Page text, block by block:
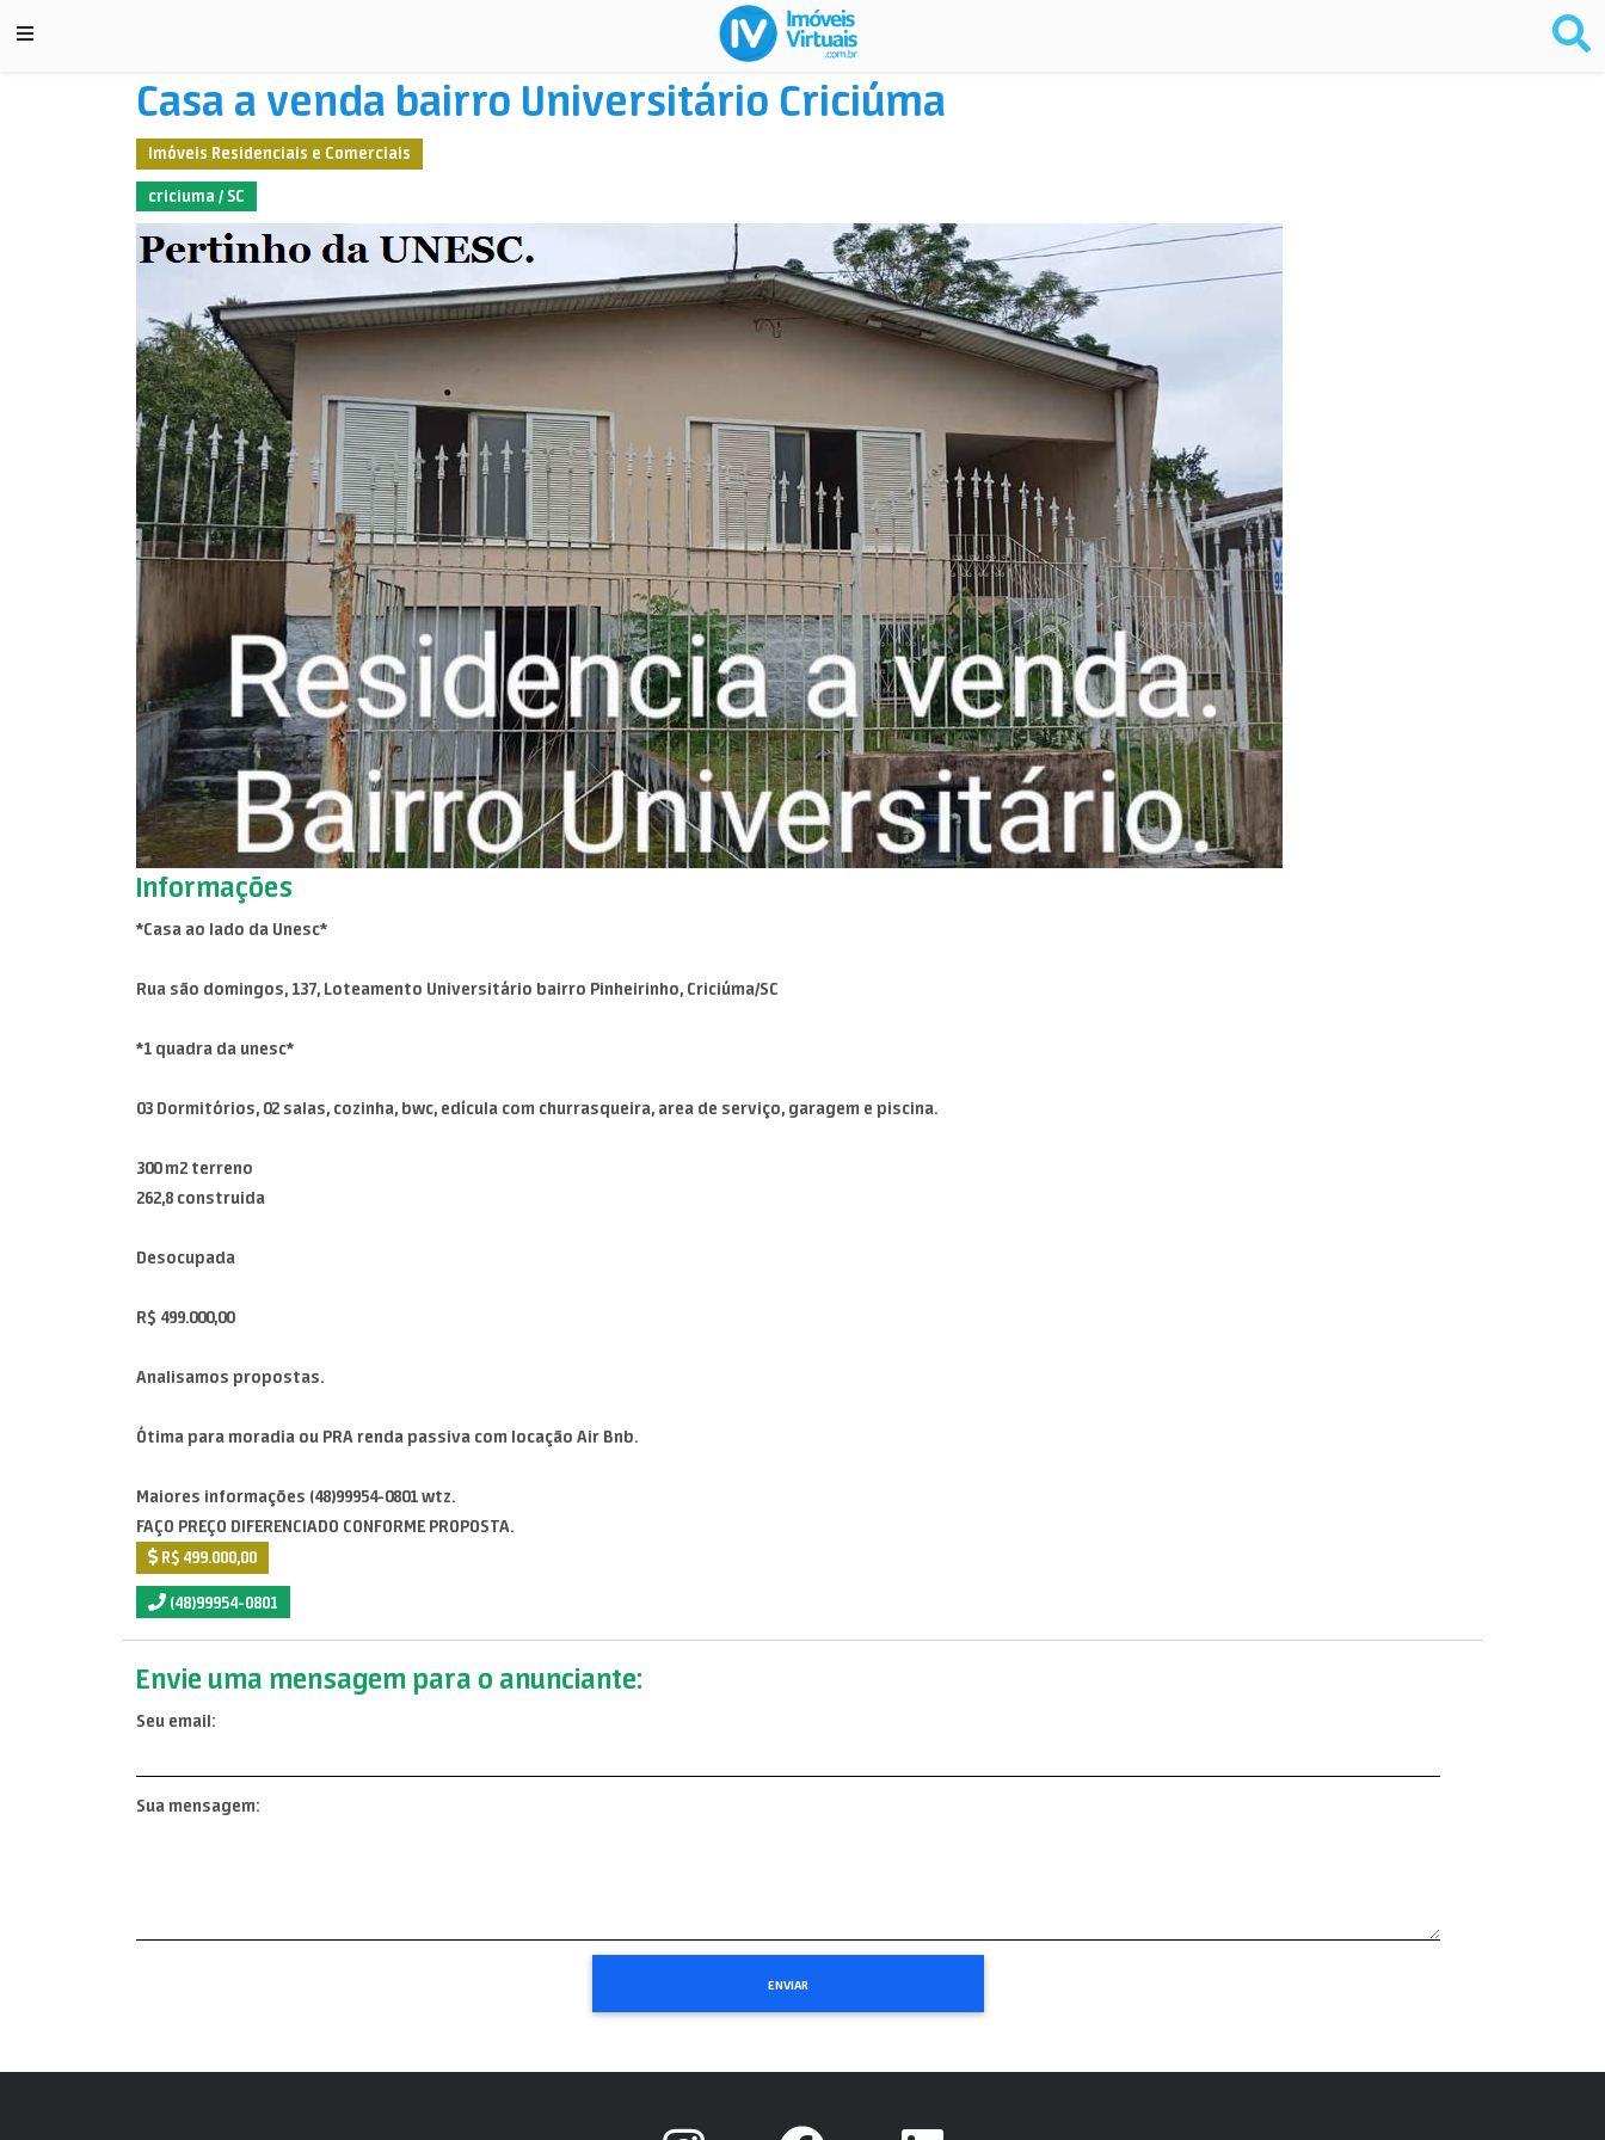
Casa a venda bairro Universitário Criciúma
Imóveis Residenciais e Comerciais
criciuma / SC
Informações
*Casa ao lado da Unesc*
Rua são domingos, 137, Loteamento Universitário bairro Pinheirinho, Criciúma/SC
*1 quadra da unesc*
03 Dormitórios, 02 salas, cozinha, bwc, edícula com churrasqueira, area de serviço, garagem e piscina.
300 m2 terreno
262,8 construida
Desocupada
R$ 499.000,00
Analisamos propostas.
Ótima para moradia ou PRA renda passiva com locação Air Bnb.
Maiores informações (48)99954-0801 wtz.
FAÇO PREÇO DIFERENCIADO CONFORME PROPOSTA.
R$ 499.000,00
(48)99954-0801
Envie uma mensagem para o anunciante:
Seu email:
Sua mensagem: